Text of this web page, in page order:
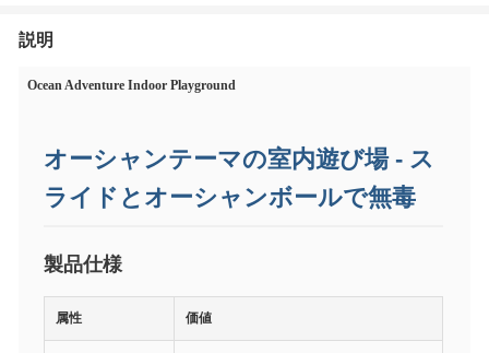
説明
Ocean Adventure Indoor Playground
オーシャンテーマの室内遊び場 - ス
ライドとオーシャンボールで無毒
製品仕様
属性 価値